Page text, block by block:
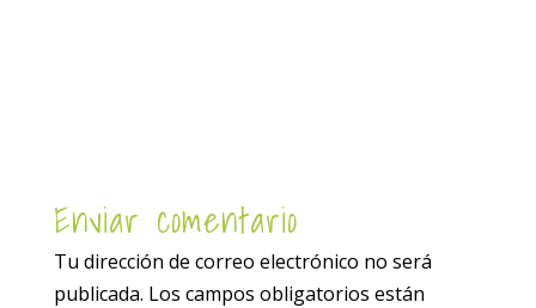
Enviar comentario
Tu dirección de correo electrónico no será
publicada. Los campos obligatorios están